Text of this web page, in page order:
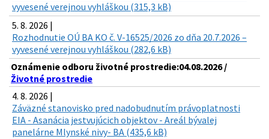
vyvesené verejnou vyhláškou (315,3 kB)
5. 8. 2026 |
Rozhodnutie OÚ BA KO č. V-16525/2026 zo dňa 20.7.2026 –
vyvesené verejnou vyhláškou (282,6 kB)
Oznámenie odboru životné prostredie:04.08.2026 /
Životné prostredie
4. 8. 2026 |
Záväzné stanovisko pred nadobudnutím právoplatnosti
EIA - Asanácia jestvujúcich objektov - Areál bývalej
panelárne Mlynské nivy- BA (435,6 kB)